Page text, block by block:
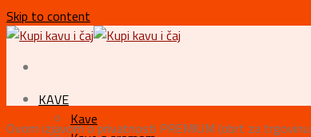
Skip to content
KAVE
Kave
Ovom izjavom o privatnosti PREMIUM (obrt za